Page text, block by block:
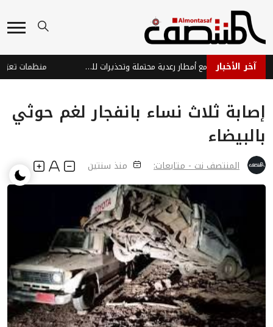
آخر الأخبار توقعات طقس حار مع أمطار رعدية محتملة وتحذيرات للمواطنين
إصابة ثلاث نساء بانفجار لغم حوثي
بالبيضاء
المنتصف نت - متابعات: منذ سنتين